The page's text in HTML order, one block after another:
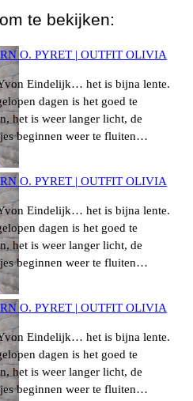
te bekijken:
O. PYRET | OUTFIT OLIVIA
Eindelijk… het is bijna lente.
dagen is het goed te
het is weer langer licht, de
beginnen weer te fluiten…
O. PYRET | OUTFIT OLIVIA
Eindelijk… het is bijna lente.
dagen is het goed te
het is weer langer licht, de
beginnen weer te fluiten…
O. PYRET | OUTFIT OLIVIA
Eindelijk… het is bijna lente.
dagen is het goed te
het is weer langer licht, de
beginnen weer te fluiten…